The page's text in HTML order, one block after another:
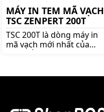
MÁY IN TEM MÃ VẠCH
TSC ZENPERT 200T
TSC 200T là dòng máy in
mã vạch mới nhất của